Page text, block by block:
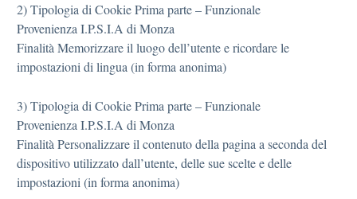
2) Tipologia di Cookie Prima parte – Funzionale
Provenienza I.P.S.I.A di Monza
Finalità Memorizzare il luogo dell’utente e ricordare le
impostazioni di lingua (in forma anonima)
3) Tipologia di Cookie Prima parte – Funzionale
Provenienza I.P.S.I.A di Monza
Finalità Personalizzare il contenuto della pagina a seconda del
dispositivo utilizzato dall’utente, delle sue scelte e delle
impostazioni (in forma anonima)